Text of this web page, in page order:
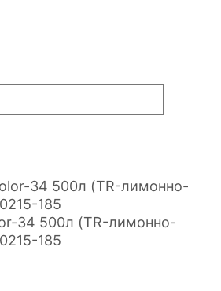
34 500л (TR-лимонно-
185